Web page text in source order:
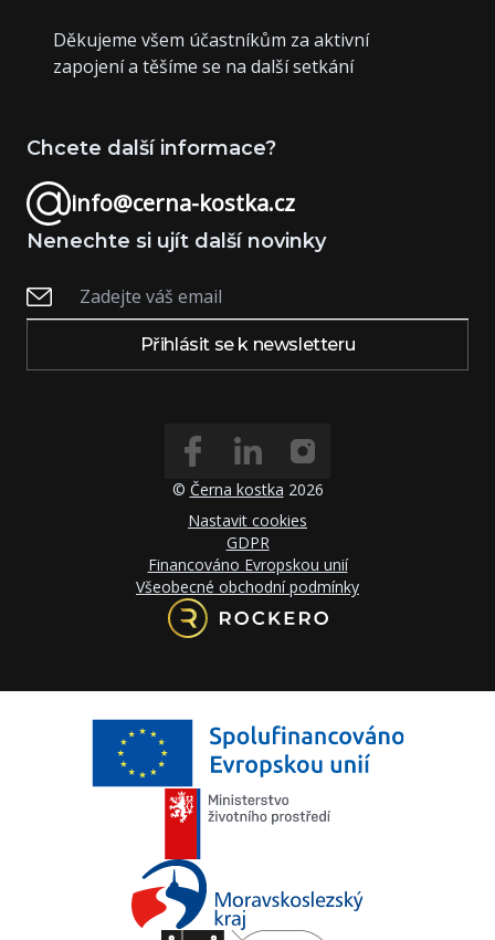
Děkujeme všem účastníkům za aktivní
zapojení a těšíme se na další setkání
Chcete další informace?
info@cerna-kostka.cz
Nenechte si ujít další novinky
Přihlásit se k newsletteru
© Černa kostka 2026
Nastavit cookies
GDPR
Financováno Evropskou unií
Všeobecné obchodní podmínky